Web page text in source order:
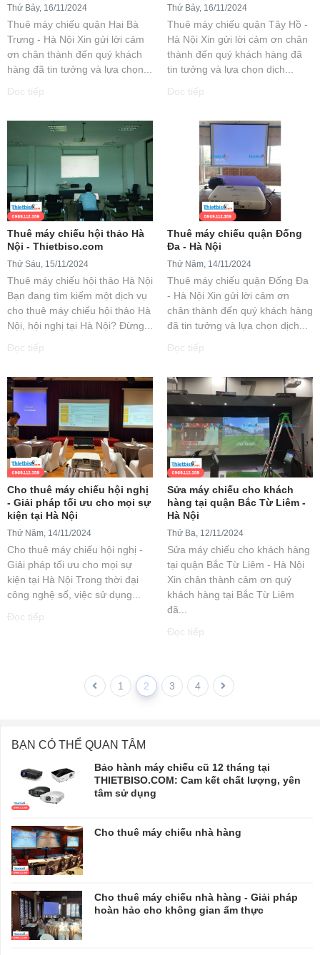
Thứ Bảy, 16/11/2024
Thuê máy chiếu quận Hai Bà
Trưng - Hà Nội Xin gửi lời cảm
ơn chân thành đến quý khách
hàng đã tin tưởng và lựa chọn...
Đọc tiếp
Thứ Bảy, 16/11/2024
Thuê máy chiếu quận Tây Hồ -
Hà Nội Xin gửi lời cảm ơn chân
thành đến quý khách hàng đã
tin tưởng và lựa chọn dịch...
Đọc tiếp
Thuê máy chiếu hội thảo Hà
Nội - Thietbiso.com
Thứ Sáu, 15/11/2024
Thuê máy chiếu hội thảo Hà Nội
Bạn đang tìm kiếm một dịch vụ
cho thuê máy chiếu hội thảo Hà
Nội, hội nghị tại Hà Nội? Đừng...
Đọc tiếp
Thuê máy chiếu quận Đống
Đa - Hà Nội
Thứ Năm, 14/11/2024
Thuê máy chiếu quận Đống Đa
- Hà Nội Xin gửi lời cảm ơn
chân thành đến quý khách hàng
đã tin tưởng và lựa chọn dịch...
Đọc tiếp
Cho thuê máy chiếu hội nghị
- Giải pháp tối ưu cho mọi sự
kiện tại Hà Nội
Thứ Năm, 14/11/2024
Cho thuê máy chiếu hội nghị -
Giải pháp tối ưu cho mọi sự
kiện tại Hà Nội Trong thời đại
công nghệ số, việc sử dụng...
Đọc tiếp
Sửa máy chiếu cho khách
hàng tại quận Bắc Từ Liêm -
Hà Nội
Thứ Ba, 12/11/2024
Sửa máy chiếu cho khách hàng
tại quận Bắc Từ Liêm - Hà Nội
Xin chân thành cảm ơn quý
khách hàng tại Bắc Từ Liêm
đã...
Đọc tiếp
1 2 3 4
BẠN CÓ THỂ QUAN TÂM
Bảo hành máy chiếu cũ 12 tháng tại
THIETBISO.COM: Cam kết chất lượng, yên
tâm sử dụng
Cho thuê máy chiếu nhà hàng
Cho thuê máy chiếu nhà hàng - Giải pháp
hoàn hảo cho không gian ẩm thực